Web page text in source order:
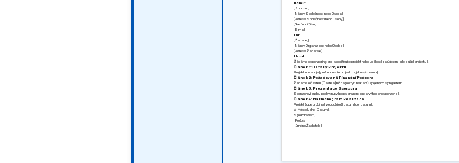
Komu:
[Sponzor]
[Název Společnosti nebo Osoba]
[Adresa Společnosti nebo Osoby]
[Telefonní číslo]
[E-mail]
Od:
[Žadatel]
[Název Organizace nebo Osoba]
[Adresa Žadatele]
Úvod:
Žádáme o sponzoring pro [specifikujte projekt nebo událost] za účelem [cíle a účel projektu].
Článek 1: Detaily Projektu
Projekt obsahuje [podrobnosti o projektu a jeho významu].
Článek 2: Požadovaná Finanční Podpora
Žádáme o částku [Částka] Kč na pokrytí nákladů spojených s projektem.
Článek 3: Prezentace Sponzora
Sponzorovi budou poskytnuty [popis prezentace a výhod pro sponzora].
Článek 4: Harmonogram Realizace
Projekt bude probíhat v období od [datum] do [datum].
V [Město], dne [Datum].
S pozdravem,
[Podpis]
[Jméno Žadatele]